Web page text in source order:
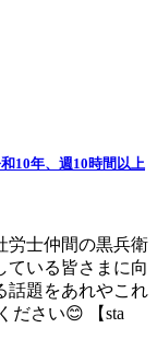
10年、週10時間以上
労士仲間の黒兵衛
ている皆さまに向
話題をあれやこれ
ださい😊 【sta